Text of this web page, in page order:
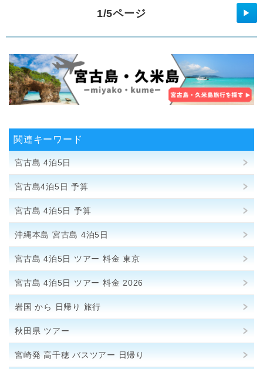
1/5ページ ▶
関連キーワード
宮古島 4泊5日
宮古島4泊5日 予算
宮古島 4泊5日 予算
沖縄本島 宮古島 4泊5日
宮古島 4泊5日 ツアー 料金 東京
宮古島 4泊5日 ツアー 料金 2026
岩国 から 日帰り 旅行
秋田県 ツアー
宮崎発 高千穂 バスツアー 日帰り